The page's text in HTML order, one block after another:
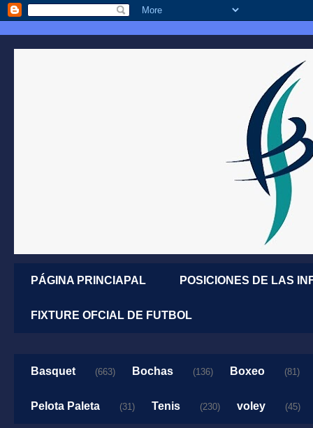
PÁGINA PRINCIAPAL POSICIONES DE LAS
FIXTURE OFCIAL DE FUTBOL
Basquet (663) Bochas (136) Boxeo (81)
Pelota Paleta (31) Tenis (230) voley (45)